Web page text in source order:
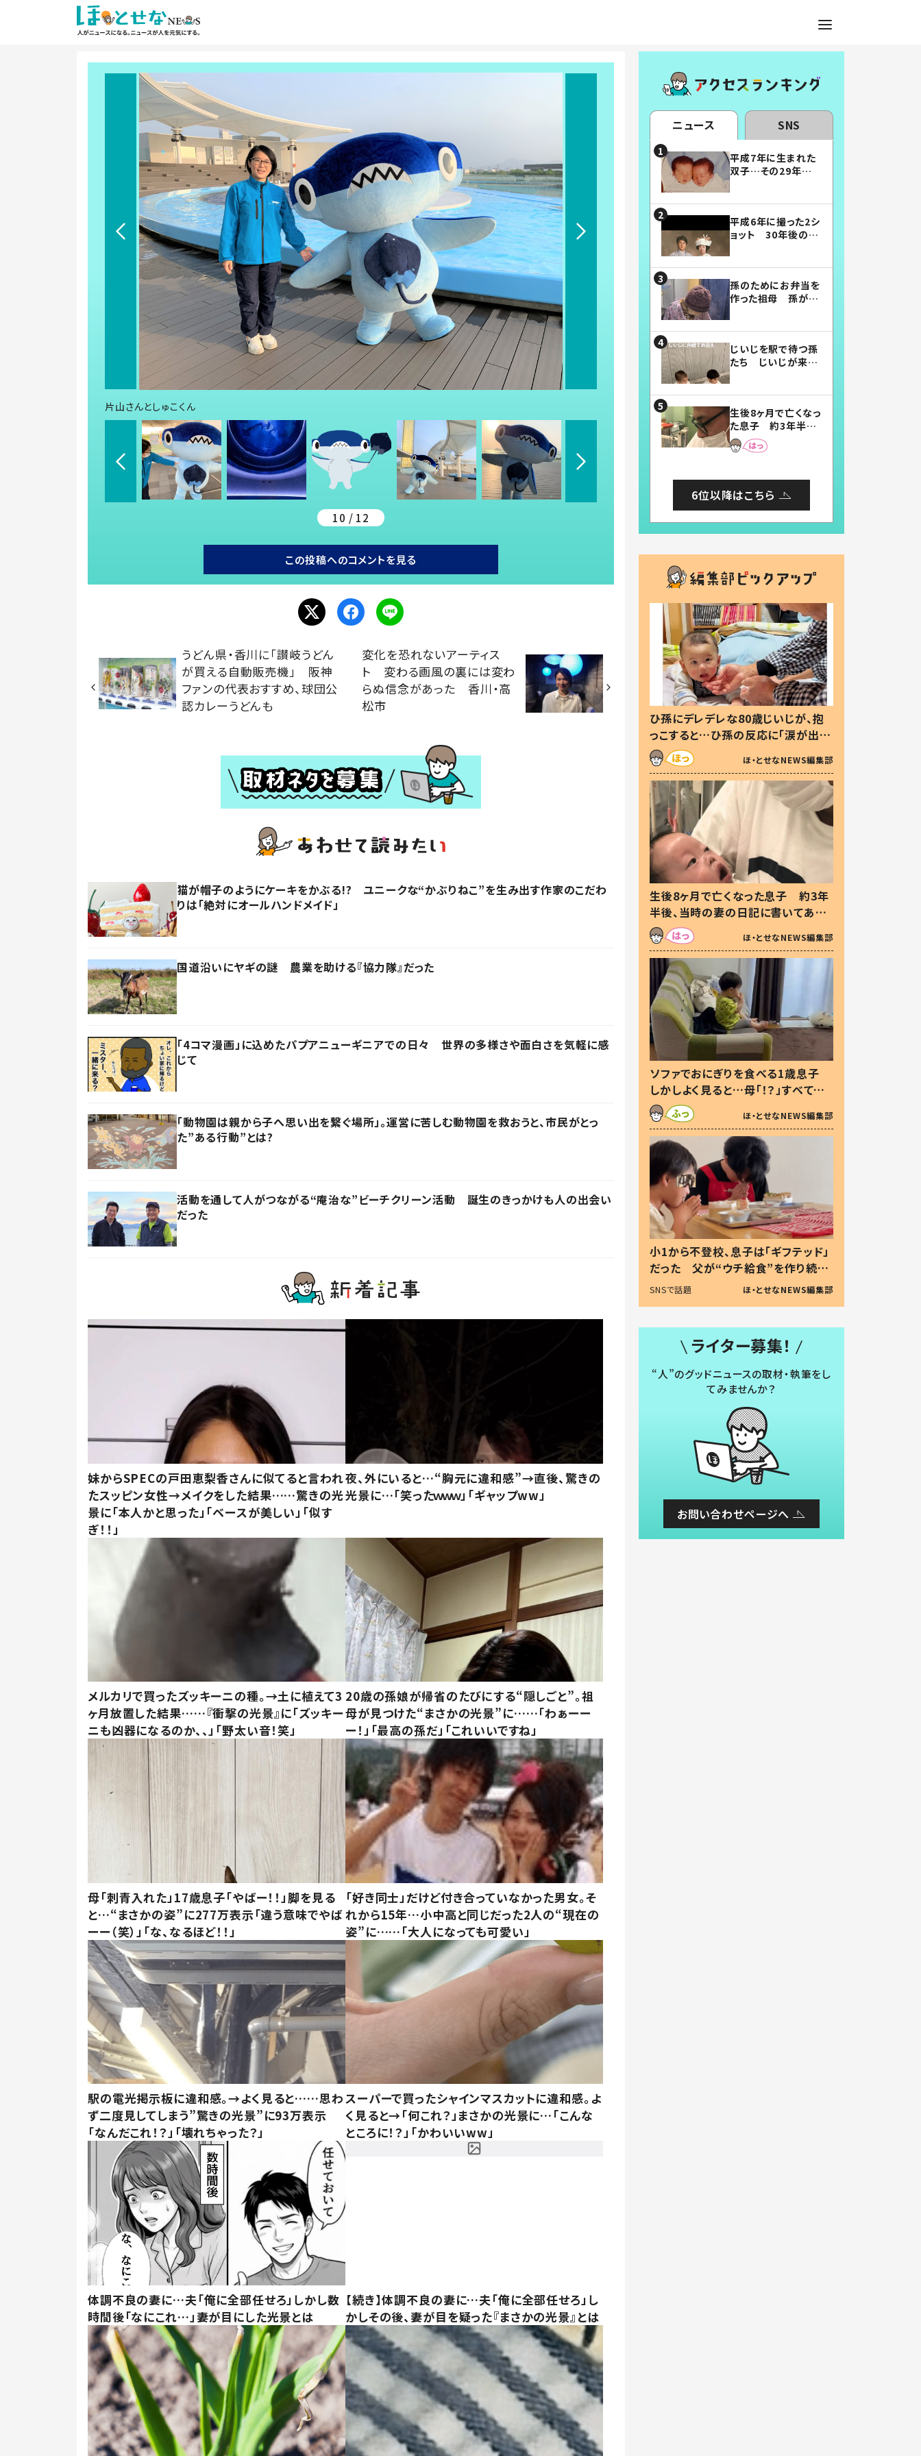
片山さんとしゅこくん
10 / 12
この投稿へのコメントを見る
うどん県・香川に「讃岐うどん
が買える自動販売機」 阪神
ファンの代表おすすめ、球団公
認カレーうどんも
変化を恐れないアーティス
ト 変わる画風の裏には変わ
らぬ信念があった 香川・高
松市
猫が帽子のようにケーキをかぶる!? ユニークな“かぶりねこ”を生み出す作家のこだわ
りは「絶対にオールハンドメイド」
国道沿いにヤギの謎 農業を助ける『協力隊』だった
「4コマ漫画」に込めたパプアニューギニアでの日々 世界の多様さや面白さを気軽に感
じて
「動物園は親から子へ思い出を繋ぐ場所」。運営に苦しむ動物園を救おうと、市民がとっ
た”ある行動”とは?
活動を通して人がつながる“庵治な”ビーチクリーン活動 誕生のきっかけも人の出会い
だった
妹からSPECの戸田恵梨香さんに似てると言われ
たスッピン女性→メイクをした結果……驚きの光
景に「本人かと思った」「ベースが美しい」「似す
ぎ！！」
夜、外にいると…“胸元に違和感”→直後、驚きの
光景に…「笑ったｗｗｗ」「ギャップww」
メルカリで買ったズッキーニの種。→土に植えて3
ヶ月放置した結果……『衝撃の光景』に「ズッキー
ニも凶器になるのか、、」「野太い音！笑」
20歳の孫娘が帰省のたびにする“隠しごと”。祖
母が見つけた“まさかの光景”に……「わぁーー
ー！」「最高の孫だ」「これいいですね」
母「刺青入れた」17歳息子「やばー！！」脚を見る
と…“まさかの姿”に277万表示「違う意味でやば
ーー（笑）」「な、なるほど！！」
「好き同士」だけど付き合っていなかった男女。そ
れから15年…小中高と同じだった2人の“現在の
姿”に……「大人になっても可愛い」
駅の電光掲示板に違和感。→よく見ると……思わ
ず二度見してしまう”驚きの光景”に93万表示
「なんだこれ！？」「壊れちゃった？」
スーパーで買ったシャインマスカットに違和感。よ
く見ると→「何これ？」まさかの光景に…「こんな
ところに！？」「かわいいww」
体調不良の妻に…夫「俺に全部任せろ」しかし数
時間後「なにこれ…」妻が目にした光景とは
【続き】体調不良の妻に…夫「俺に全部任せろ」し
かしその後、妻が目を疑った『まさかの光景』とは
ニュース SNS
平成7年に生まれた
双子…その29年後
平成6年に撮った2シ
ョット 30年後の姿
孫のためにお弁当を
作った祖母 孫が絶
じいじを駅で待つ孫
たち じいじが来た
まらない」「幸せにな
れる」
生後8ヶ月で亡くなっ
た息子 約3年半
後、当時の妻の日記
に書いてあった本音
6位以降はこちら
ひ孫にデレデレな80歳じいじが、抱
っこすると…ひ孫の反応に「涙が出ま
した」「可愛くて仕方ない」
ほ・とせなNEWS編集部
生後8ヶ月で亡くなった息子 約3年
半後、当時の妻の日記に書いてあっ
た本音とは
ほ・とせなNEWS編集部
ソファでおにぎりを食べる1歳息子
しかしよく見ると…母「！？」すべてを
察した母の投稿に「可愛いから許
す！」「現行犯〜」
ほ・とせなNEWS編集部
小1から不登校、息子は「ギフテッド」
だった 父が“ウチ給食”を作り続け
る理由とは #令和の親 #令和の子
SNSで話題 ほ・とせなNEWS編集部
ライター募集！
“人”のグッドニュースの取材・執筆をし
てみませんか？
お問い合わせページへ